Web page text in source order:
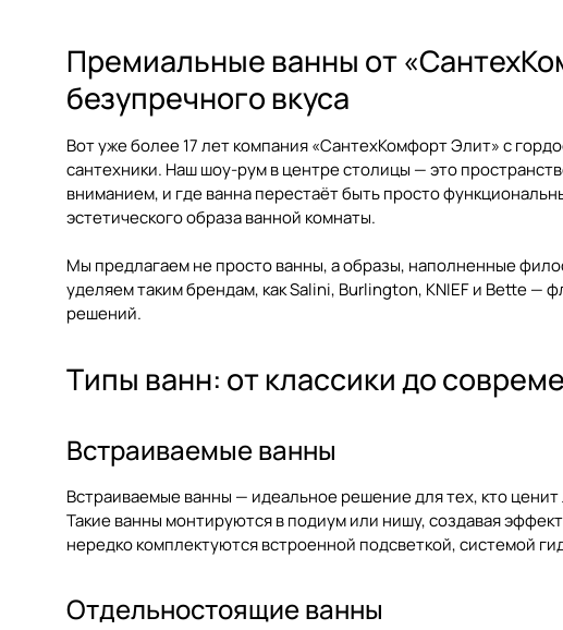
Премиальные ванны от
безупречного вкуса
Вот уже более 17 лет компания «СантехКомфорт Элит» с
сантехники. Наш шоу-рум в центре столицы — это
вниманием, и где ванна перестаёт быть просто
эстетического образа ванной комнаты.
Мы предлагаем не просто ванны, а образы, наполненные
уделяем таким брендам, как Salini, Burlington, KNIEF и Bette —
решений.
Типы ванн: от классики до
Встраиваемые ванны
Встраиваемые ванны — идеальное решение для тех, кто
Такие ванны монтируются в подиум или нишу, создавая
нередко комплектуются встроенной подсветкой, системой
Отдельностоящие ванны